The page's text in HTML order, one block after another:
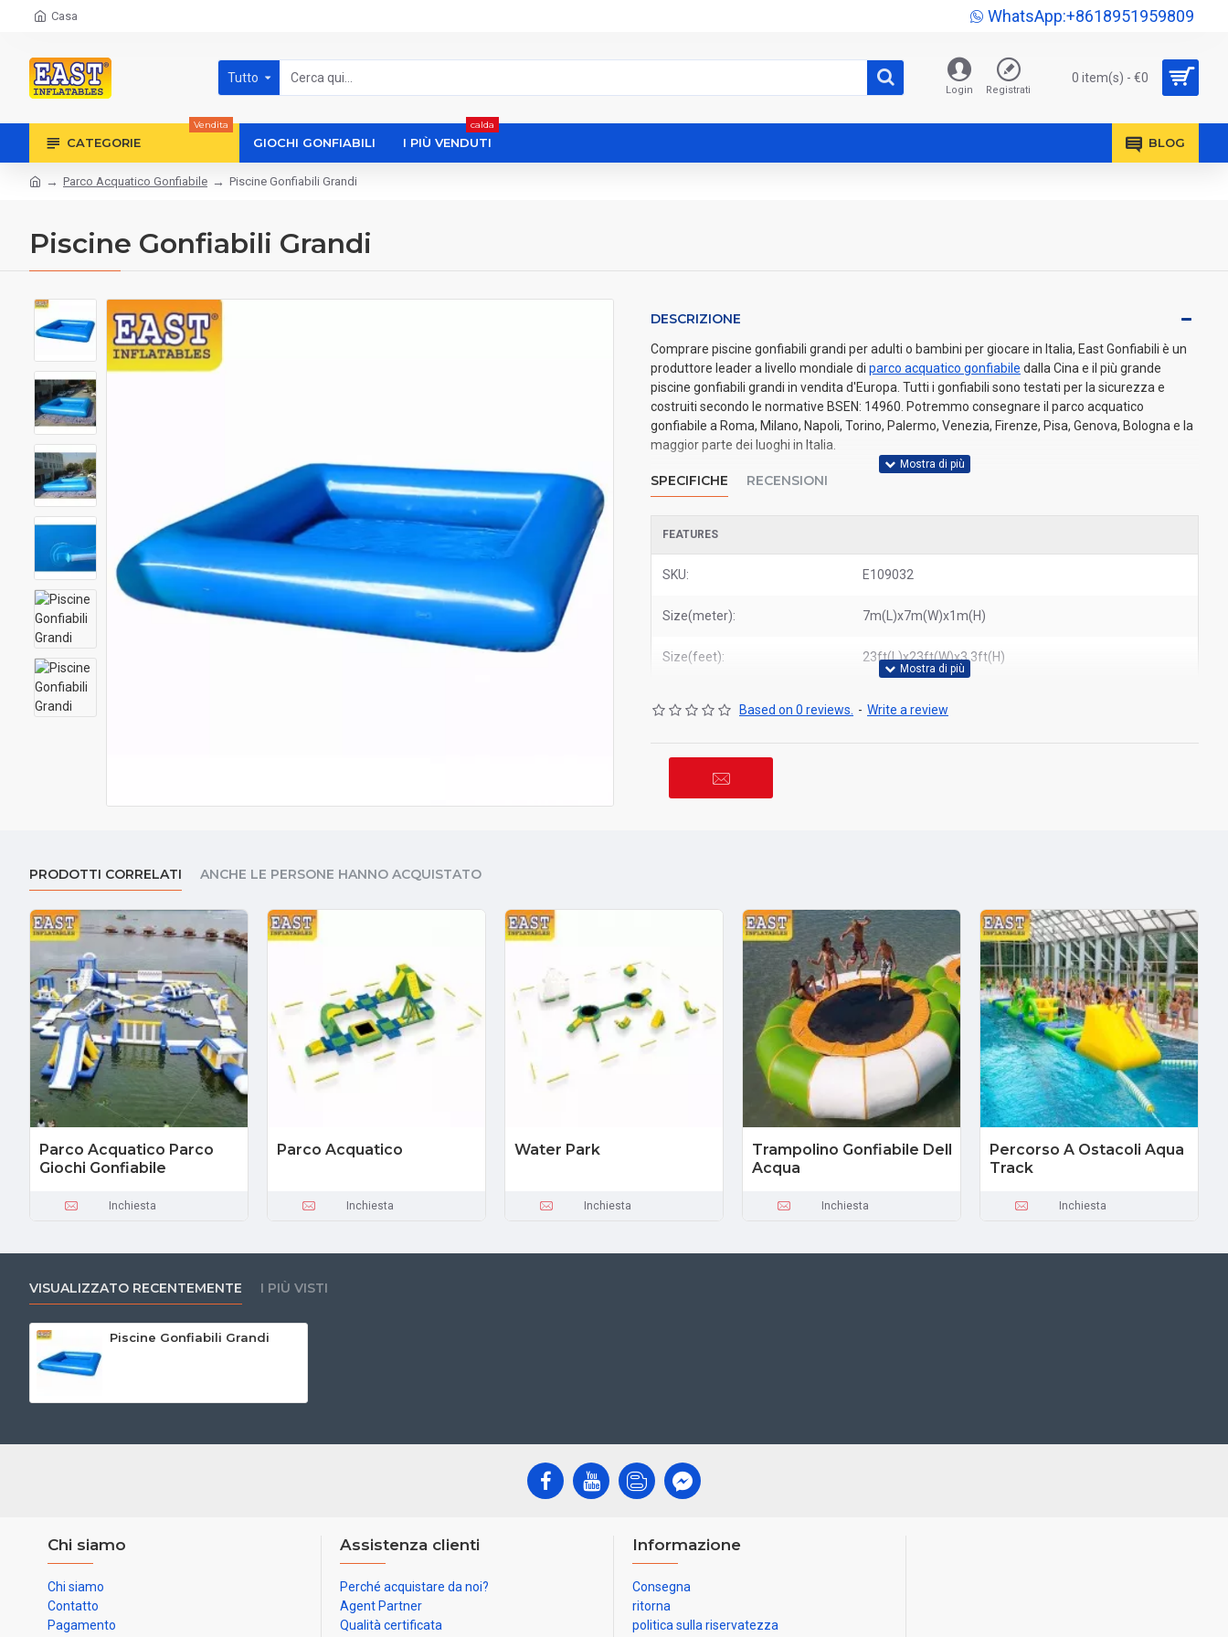
Casa WhatsApp:+8618951959809
Tutto
Login Registrati
0 item(s) - €0
CATEGORIE
Vendita
GIOCHI GONFIABILI I PIÙ VENDUTI
calda
BLOG
Parco Acquatico Gonfiabile Piscine Gonfiabili Grandi
Piscine Gonfiabili Grandi
DESCRIZIONE
Comprare piscine gonfiabili grandi per adulti o bambini per giocare in Italia, East Gonfiabili è un
produttore leader a livello mondiale di parco acquatico gonfiabile dalla Cina e il più grande
piscine gonfiabili grandi in vendita d'Europa. Tutti i gonfiabili sono testati per la sicurezza e
costruiti secondo le normative BSEN: 14960. Potremmo consegnare il parco acquatico
gonfiabile a Roma, Milano, Napoli, Torino, Palermo, Venezia, Firenze, Pisa, Genova, Bologna e la
maggior parte dei luoghi in Italia.
SPECIFICHE RECENSIONI
FEATURES
SKU: E109032
Size(meter): 7m(L)x7m(W)x1m(H)
Size(feet): 23ft(L)x23ft(W)x3.3ft(H)
Based on 0 reviews. - Write a review
PRODOTTI CORRELATI ANCHE LE PERSONE HANNO ACQUISTATO
Parco Acquatico Parco
Giochi Gonfiabile
Inchiesta
Parco Acquatico
Inchiesta
Water Park
Inchiesta
Trampolino Gonfiabile Dell
Acqua
Inchiesta
Percorso A Ostacoli Aqua
Track
Inchiesta
VISUALIZZATO RECENTEMENTE I PIÙ VISTI
Piscine Gonfiabili Grandi
Chi siamo
Chi siamo
Contatto
Pagamento
Assistenza clienti
Perché acquistare da noi?
Agent Partner
Qualità certificata
Informazione
Consegna
ritorna
politica sulla riservatezza